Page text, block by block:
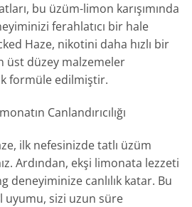
bu üzüm-limon karışımında
ferahlatıcı bir hale
Haze, nikotini daha hızlı bir
üst düzey malzemeler
formüle edilmiştir.
Canlandırıcılığı
ilk nefesinizde tatlı üzüm
Ardından, ekşi limonata lezzeti
deneyiminize canlılık katar. Bu
uyumu, sizi uzun süre